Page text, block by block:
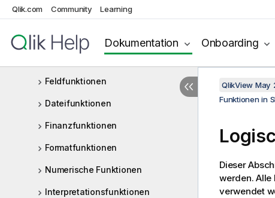
Qlik.com Community Learning
Dokumentation Onboarding
Exponential- und
Feldfunktionen
Dateifunktionen
Finanzfunktionen
Formatfunktionen
Numerische Funktionen
Interpretationsfunktionen
QlikView May
Funktionen in
Dieser
werden. Alle
verwendet